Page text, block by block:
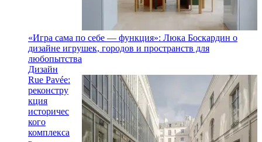
«Игра сама по себе — функция»: Люка Боскардин о
дизайне игрушек, городов и пространств для
любопытства
Дизайн
Rue Pavée:
реконстру
кция
историчес
кого
комплекса